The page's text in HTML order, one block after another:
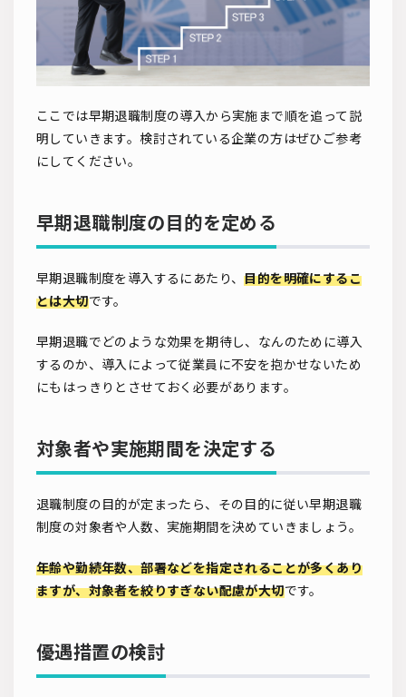
ここでは早期退職制度の導入から実施まで順を追って説
明していきます。検討されている企業の方はぜひご参考
にしてください。
早期退職制度の目的を定める
早期退職制度を導入するにあたり、目的を明確にするこ
とは大切です。
早期退職でどのような効果を期待し、なんのために導入
するのか、導入によって従業員に不安を抱かせないため
にもはっきりとさせておく必要があります。
対象者や実施期間を決定する
退職制度の目的が定まったら、その目的に従い早期退職
制度の対象者や人数、実施期間を決めていきましょう。
年齢や勤続年数、部署などを指定されることが多くあり
ますが、対象者を絞りすぎない配慮が大切です。
優遇措置の検討